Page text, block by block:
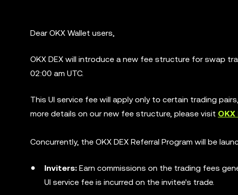
Dear OKX Wallet users,
OKX DEX will introduce a new fee structure for swap
02:00 am UTC.
This UI service fee will apply only to certain trading
more details on our new fee structure, please visit
Concurrently, the OKX DEX Referral Program will be
Inviters: Earn commissions on the trading fees
UI service fee is incurred on the invitee's trade.